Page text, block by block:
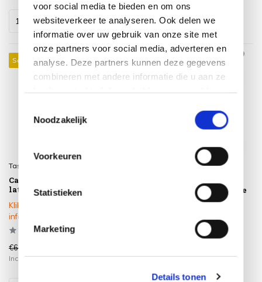
voor social media te bieden en om ons
websiteverkeer te analyseren. Ook delen we
informatie over uw gebruik van onze site met
onze partners voor social media, adverteren en
analyse. Deze partners kunnen deze gegevens
combineren met andere informatie die u aan ze
Noodzakelijk
Voorkeuren
Statistieken
Marketing
Details tonen
Sale 15%
Taste 4SO
Calma lounge tuinstoel
latte Taste 4SO
Klik op het product voor meer
informatie
€669,00
Incl. btw
Casto loungestoel rope
camel sand beachy boucle
Incl. btw